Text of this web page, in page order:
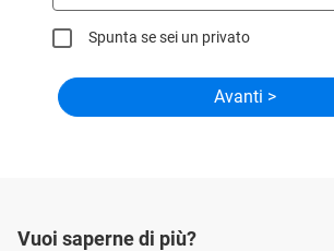
Spunta se sei un privato
Vuoi saperne di più?